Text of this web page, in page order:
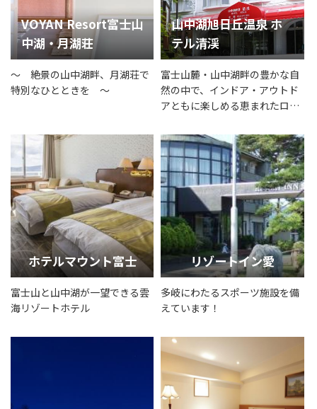
VOYAN Resort富士山
中湖・月湖荘
～ 絶景の山中湖畔、月湖荘で
特別なひとときを ～
山中湖旭日丘温泉 ホ
テル清渓
富士山麓・山中湖畔の豊かな自
然の中で、インドア・アウトド
アともに楽しめる恵まれたロケ
ホテルマウント富士
富士山と山中湖が一望できる雲
海リゾートホテル
リゾートイン愛
多岐にわたるスポーツ施設を備
えています！